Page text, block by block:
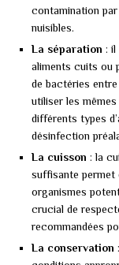
contamination
nuisibles.
La séparation : il
aliments cuits ou
de bactéries
utiliser les
différents types
désinfection
La cuisson : la
suffisante permet
organismes
crucial de
recommandées
La conservation